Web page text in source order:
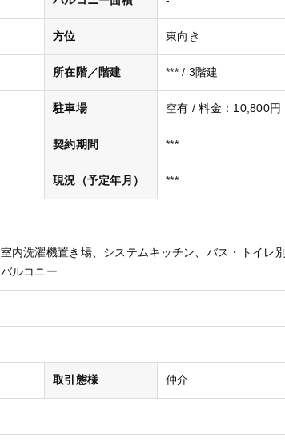
方位 東向き
所在階／階建 *** / 3階建
駐車場 空有 / 料金：10,800円
契約期間 ***
現況（予定年月） ***
室内洗濯機置き場 システムキッチン
バス・トイレ別
バルコニー
取引態様 仲介